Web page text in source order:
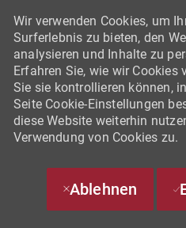
Wir verwenden Cookies, um
Surferlebnis zu bieten, den
analysieren und Inhalte zu
Erfahren Sie, wie wir Cookies
Sie sie kontrollieren können,
Seite Cookie-Einstellungen
diese Website weiterhin
Verwendung von Cookies zu.
Ablehnen